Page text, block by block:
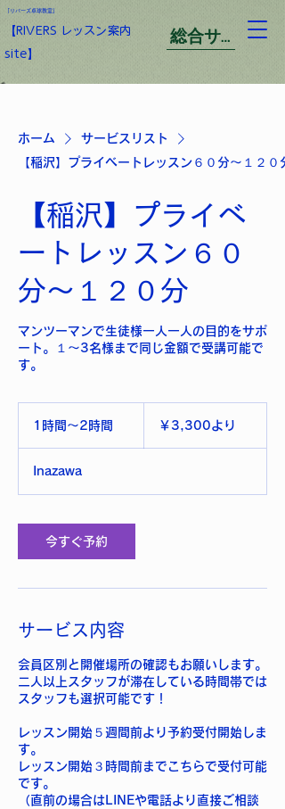
総合サイト
【​RIVERS レッスン案内
site】
「​リバーズ卓球教室」
ホーム
サービスリスト
【稲沢】プライベートレッスン６０分〜１２０分
【稲沢】プライベ
ートレッスン６０
分〜１２０分
マンツーマンで生徒様一人一人の目的をサポ
ート。１〜3名様まで同じ金額で受講可能で
す。
1時間〜2時間
時
￥3,300より
Inazawa
今すぐ予約
サービス内容
会員区別と開催場所の確認もお願いします。
二人以上スタッフが滞在している時間帯では
スタッフも選択可能です！
レッスン開始５週間前より予約受付開始しま
す。
レッスン開始３時間前までこちらで受付可能
です。
（直前の場合はLINEや電話より直接ご相談